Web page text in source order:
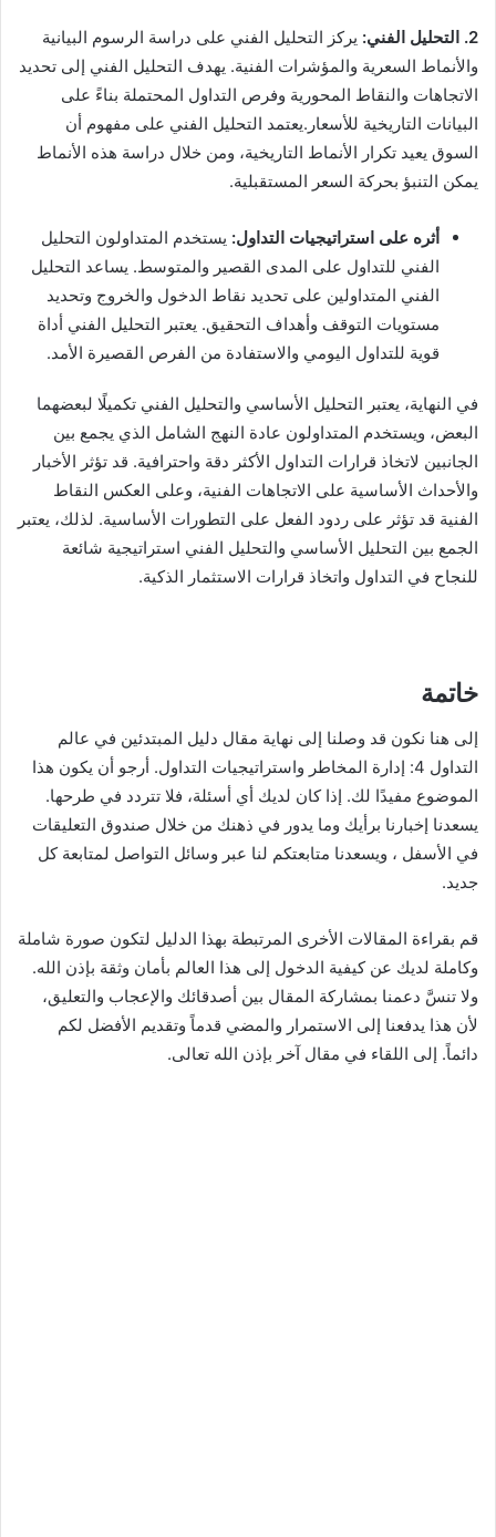
2. التحليل الفني:
يركز التحليل الفني على دراسة الرسوم البيانية
والأنماط السعرية والمؤشرات الفنية. يهدف التحليل الفني إلى تحديد
الاتجاهات والنقاط المحورية وفرص التداول المحتملة بناءً على
البيانات التاريخية للأسعار.يعتمد التحليل الفني على مفهوم أن
السوق يعيد تكرار الأنماط التاريخية، ومن خلال دراسة هذه الأنماط
يمكن التنبؤ بحركة السعر المستقبلية.
أثره على استراتيجيات التداول: يستخدم المتداولون التحليل
الفني للتداول على المدى القصير والمتوسط. يساعد التحليل
الفني المتداولين على تحديد نقاط الدخول والخروج وتحديد
مستويات التوقف وأهداف التحقيق. يعتبر التحليل الفني أداة
قوية للتداول اليومي والاستفادة من الفرص القصيرة الأمد.
في النهاية، يعتبر التحليل الأساسي والتحليل الفني تكميلًا لبعضهما
البعض، ويستخدم المتداولون عادة النهج الشامل الذي يجمع بين
الجانبين لاتخاذ قرارات التداول الأكثر دقة واحترافية. قد تؤثر الأخبار
والأحداث الأساسية على الاتجاهات الفنية، وعلى العكس النقاط
الفنية قد تؤثر على ردود الفعل على التطورات الأساسية. لذلك، يعتبر
الجمع بين التحليل الأساسي والتحليل الفني استراتيجية شائعة
للنجاح في التداول واتخاذ قرارات الاستثمار الذكية.
خاتمة
إلى هنا نكون قد وصلنا إلى نهاية مقال دليل المبتدئين في عالم
التداول 4: إدارة المخاطر واستراتيجيات التداول. أرجو أن يكون هذا
الموضوع مفيدًا لك. إذا كان لديك أي أسئلة، فلا تتردد في طرحها.
يسعدنا إخبارنا برأيك وما يدور في ذهنك من خلال صندوق التعليقات
في الأسفل ، ويسعدنا متابعتكم لنا عبر وسائل التواصل لمتابعة كل
جديد.
قم بقراءة المقالات الأخرى المرتبطة بهذا الدليل لتكون صورة شاملة
وكاملة لديك عن كيفية الدخول إلى هذا العالم بأمان وثقة بإذن الله.
ولا تنسَّ دعمنا بمشاركة المقال بين أصدقائك والإعجاب والتعليق،
لأن هذا يدفعنا إلى الاستمرار والمضي قدماً وتقديم الأفضل لكم
دائماً. إلى اللقاء في مقال آخر بإذن الله تعالى.